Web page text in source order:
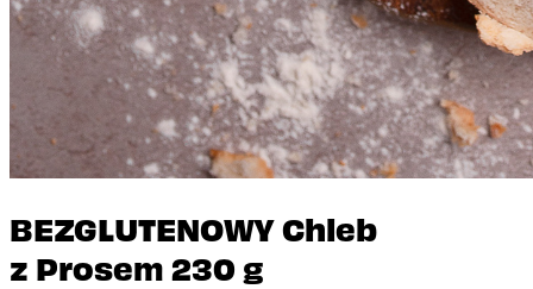
BEZGLUTENOWY Chleb
z Prosem 230 g